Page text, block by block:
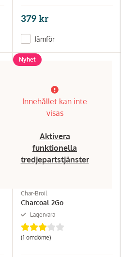
379 kr
Jämför
Innehållet kan inte
visas
Aktivera
funktionella
tredjepartstjänster
Char-Broil
Charcoal 2Go
Lagervara
(1 omdöme)
Nyhet